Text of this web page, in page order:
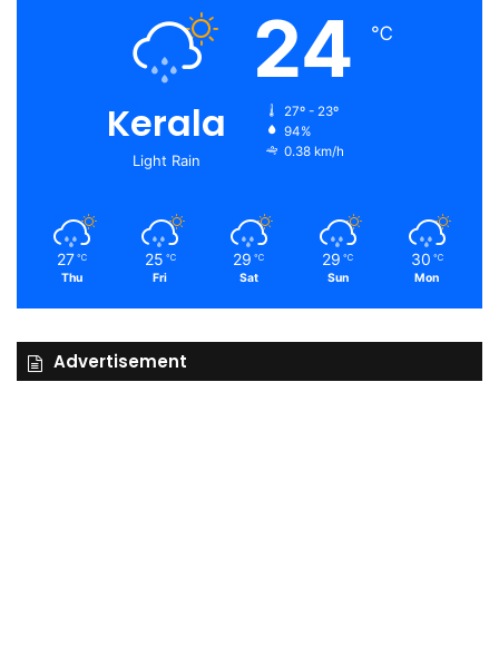
Kerala
Light Rain
24 ℃
27º - 23º
94%
0.38 km/h
27 ℃
Thu
25 ℃
Fri
29 ℃
Sat
29 ℃
Sun
30 ℃
Mon
Advertisement